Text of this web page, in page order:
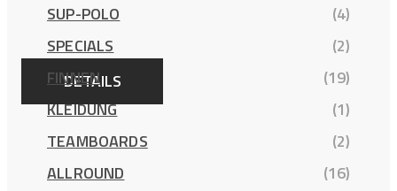
DETAILS
SUP-POLO
(4)
SPECIALS
(2)
FINNEN
(19)
KLEIDUNG
(1)
TEAMBOARDS
(2)
ALLROUND
(16)